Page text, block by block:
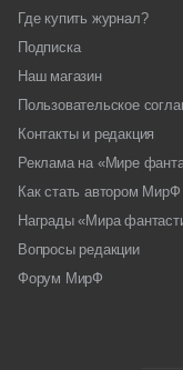
Где купить журнал?
Подписка
Наш магазин
Пользовательское
Контакты и редакция
Реклама на «Мире
Как стать автором МирФ
Награды «Мира
Вопросы редакции
Форум МирФ